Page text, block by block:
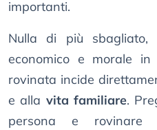
importanti.
Nulla di più sbagliato,
economico e morale
rovinata incide
e alla vita familiare.
persona e rovinare